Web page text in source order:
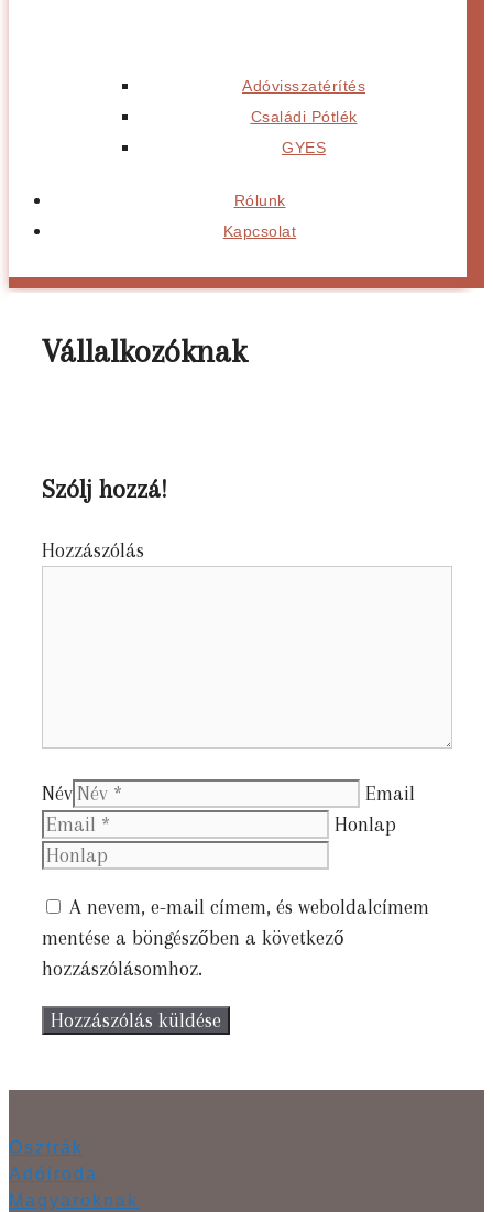
Adóvisszatérítés
Családi Pótlék
GYES
Rólunk
Kapcsolat
Vállalkozóknak
Szólj hozzá!
Hozzászólás
Név
Email
Honlap
A nevem, e-mail címem, és weboldalcímem
mentése a böngészőben a következő
hozzászólásomhoz.
Osztrák
Adóiroda
Magyaroknak